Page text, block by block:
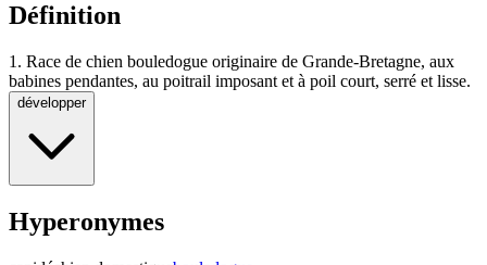
Définition
1. Race de chien bouledogue originaire de Grande-Bretagne, aux
babines pendantes, au poitrail imposant et à poil court, serré et lisse.
développer
Hyperonymes